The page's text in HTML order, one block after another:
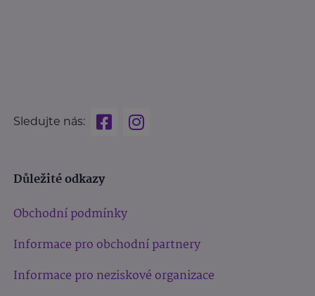
Sledujte nás:
Důležité odkazy
Obchodní podmínky
Informace pro obchodní partnery
Informace pro neziskové organizace